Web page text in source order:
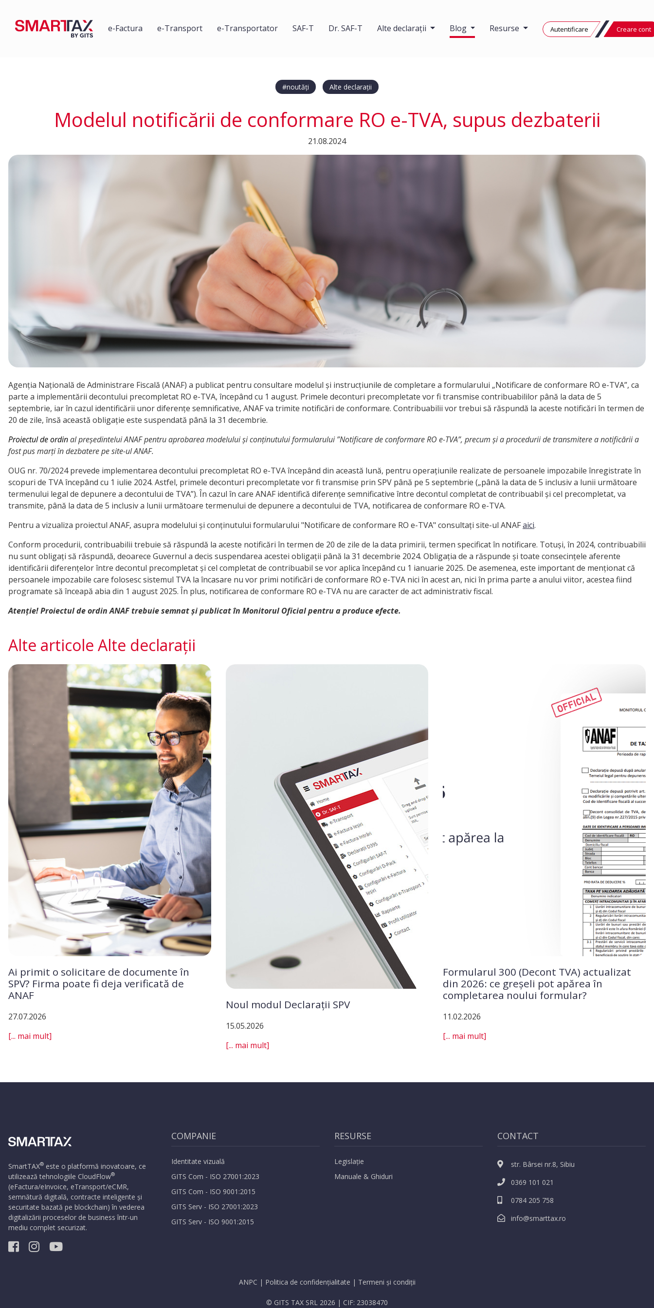
e-Factura e-Transport e-Transportator SAF-T Dr. SAF-T Alte declarații Blog Resurse Autentificare Creare cont
#noutăți Alte declarații
Modelul notificării de conformare RO e-TVA, supus dezbaterii
21.08.2024
Agenția Națională de Administrare Fiscală (ANAF) a publicat pentru consultare modelul și instrucțiunile de completare a formularului „Notificare de conformare RO e-TVA”, ca
parte a implementării decontului precompletat RO e-TVA, începând cu 1 august. Primele deconturi precompletate vor fi transmise contribuabililor până la data de 5
septembrie, iar în cazul identificării unor diferențe semnificative, ANAF va trimite notificări de conformare. Contribuabilii vor trebui să răspundă la aceste notificări în termen de
20 de zile, însă această obligație este suspendată până la 31 decembrie.
Proiectul de ordinal președintelui ANAF pentru aprobarea modelului și conținutului formularului ”Notificare de conformare RO e-TVA”, precum și a procedurii de transmitere a notificării a
fost pus marți în dezbatere pe site-ul ANAF.
OUG nr. 70/2024 prevede implementarea decontului precompletat RO e-TVA începând din această lună, pentru operațiunile realizate de persoanele impozabile înregistrate în
scopuri de TVA începând cu 1 iulie 2024. Astfel, primele deconturi precompletate vor fi transmise prin SPV până pe 5 septembrie („până la data de 5 inclusiv a lunii următoare
termenului legal de depunere a decontului de TVA”). În cazul în care ANAF identifică diferențe semnificative între decontul completat de contribuabil și cel precompletat, va
transmite, până la data de 5 inclusiv a lunii următoare termenului de depunere a decontului de TVA, notificarea de conformare RO e-TVA.
Pentru a vizualiza proiectul ANAF, asupra modelului și conținutului formularului "Notificare de conformare RO e-TVA" consultați site-ul ANAFaici.
Conform procedurii, contribuabilii trebuie să răspundă la aceste notificări în termen de 20 de zile de la data primirii, termen specificat în notificare. Totuși, în 2024, contribuabilii
nu sunt obligați să răspundă, deoarece Guvernul a decis suspendarea acestei obligații până la 31 decembrie 2024. Obligația de a răspunde și toate consecințele aferente
identificării diferențelor între decontul precompletat și cel completat de contribuabil se vor aplica începând cu 1 ianuarie 2025. De asemenea, este important de menționat că
persoanele impozabile care folosesc sistemul TVA la încasare nu vor primi notificări de conformare RO e-TVA nici în acest an, nici în prima parte a anului viitor, acestea fiind
programate să înceapă abia din 1 august 2025. În plus, notificarea de conformare RO e-TVA nu are caracter de act administrativ fiscal.
Atenție! Proiectul de ordin ANAF trebuie semnat și publicat în Monitorul Oficial pentru a produce efecte.
Alte articole Alte declarații
Ai primit o solicitare de documente în
SPV? Firma poate fi deja verificată de
ANAF
27.07.2026
[... mai mult]
Noul modul Declarații SPV
15.05.2026
[... mai mult]
Formularul 300 (Decont TVA) actualizat
din 2026: ce greșeli pot apărea în
completarea noului formular?
11.02.2026
[... mai mult]
SmartTAX® este o platformă inovatoare, ce
utilizează tehnologiile CloudFlow®
(eFactura/eInvoice, eTransport/eCMR,
semnătură digitală, contracte inteligente și
securitate bazată pe blockchain) în vederea
digitalizării proceselor de business într-un
mediu complet securizat.
COMPANIE
Identitate vizuală
GITS Com - ISO 27001:2023
GITS Com - ISO 9001:2015
GITS Serv - ISO 27001:2023
GITS Serv - ISO 9001:2015
RESURSE
Legislație
Manuale & Ghiduri
CONTACT
str. Bârsei nr.8, Sibiu
0369 101 021
0784 205 758
info@smarttax.ro
ANPC | Politica de confidențialitate | Termeni și condiții
© GITS TAX SRL 2026 | CIF: 23038470